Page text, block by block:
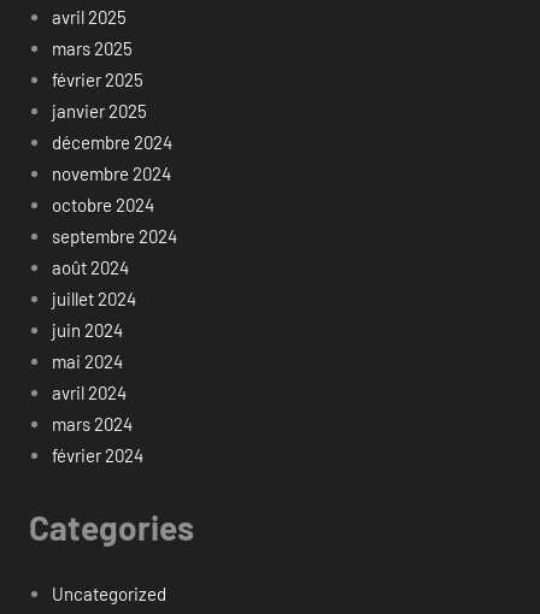
avril 2025
mars 2025
février 2025
janvier 2025
décembre 2024
novembre 2024
octobre 2024
septembre 2024
août 2024
juillet 2024
juin 2024
mai 2024
avril 2024
mars 2024
février 2024
Categories
Uncategorized